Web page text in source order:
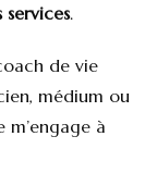
.
de vie
médium ou
à